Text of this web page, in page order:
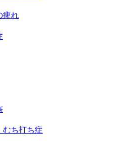
れ
むち打ち症